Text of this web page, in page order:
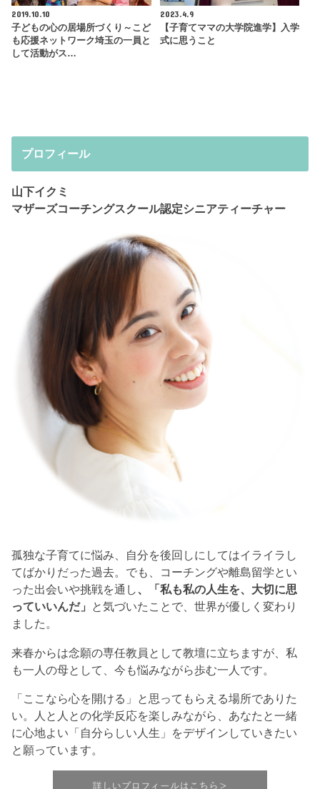
2019.10.10
子どもの心の居場所づくり～こど
も応援ネットワーク埼玉の一員と
して活動がス…
2023.4.9
【子育てママの大学院進学】入学
式に思うこと
プロフィール
山下イクミ
マザーズコーチングスクール認定シニアティーチャー
孤独な子育てに悩み、自分を後回しにしてはイライラし
てばかりだった過去。でも、コーチングや離島留学とい
った出会いや挑戦を通し、「私も私の人生を、大切に思
っていいんだ」 と気づいたことで、世界が優しく変わり
ました。
来春からは念願の専任教員として教壇に立ちますが、私
も一人の母として、今も悩みながら歩む一人です。
「ここなら心を開ける」と思ってもらえる場所でありた
い。人と人との化学反応を楽しみながら、あなたと一緒
に心地よい「自分らしい人生」をデザインしていきたい
と願っています。